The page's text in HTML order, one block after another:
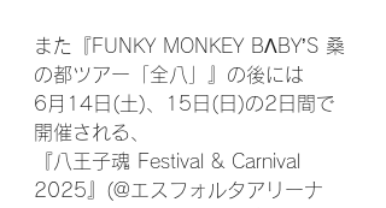
また『FUNKY MONKEY BΛBY’S 桑
の都ツアー「全八」』の後には
6月14日(土)、15日(日)の2日間で
開催される、
『八王子魂 Festival & Carnival
2025』(@エスフォルタアリーナ